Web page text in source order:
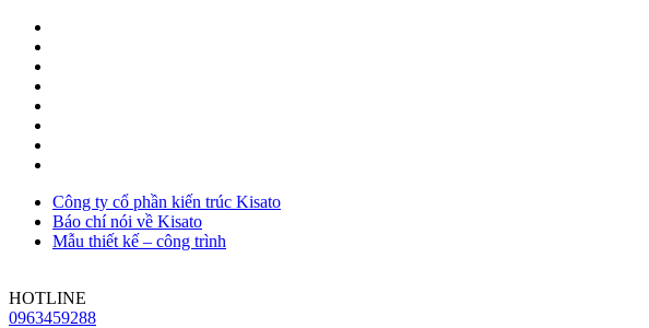
Công ty cổ phần kiến trúc Kisato
Báo chí nói về Kisato
Mẫu thiết kế – công trình
HOTLINE
0963459288